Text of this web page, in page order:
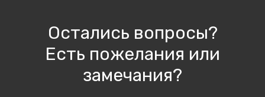
Остались вопросы?
Есть пожелания или
замечания?